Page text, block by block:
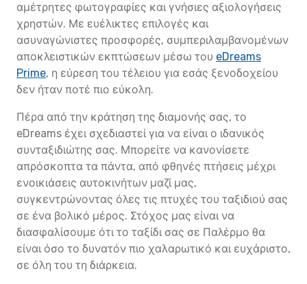
αμέτρητες φωτογραφίες και γνήσιες αξιολογήσεις
χρηστών. Με ευέλικτες επιλογές και
ασυναγώνιστες προσφορές, συμπεριλαμβανομένων
αποκλειστικών εκπτώσεων μέσω του eDreams
Prime, η εύρεση του τέλειου για εσάς ξενοδοχείου
δεν ήταν ποτέ πιο εύκολη.
Πέρα από την κράτηση της διαμονής σας, το
eDreams έχει σχεδιαστεί για να είναι ο ιδανικός
συνταξιδιώτης σας. Μπορείτε να κανονίσετε
απρόσκοπτα τα πάντα, από φθηνές πτήσεις μέχρι
ενοικιάσεις αυτοκινήτων μαζί μας,
συγκεντρώνοντας όλες τις πτυχές του ταξιδιού σας
σε ένα βολικό μέρος. Στόχος μας είναι να
διασφαλίσουμε ότι το ταξίδι σας σε Παλέρμο θα
είναι όσο το δυνατόν πιο χαλαρωτικό και ευχάριστο,
σε όλη του τη διάρκεια.